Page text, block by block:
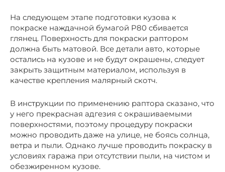
На следующем этапе подготовки кузова к
покраске наждачной бумагой P80 сбивается
глянец. Поверхность для покраски раптором
должна быть матовой. Все детали авто, которые
остались на кузове и не будут окрашены, следует
закрыть защитным материалом, используя в
качестве крепления малярный скотч.
В инструкции по применению раптора сказано, что
у него прекрасная адгезия с окрашиваемыми
поверхностями, поэтому процедуру покраски
можно проводить даже на улице, не боясь солнца,
ветра и пыли. Однако лучше проводить покраску в
условиях гаража при отсутствии пыли, на чистом и
обезжиренном кузове.